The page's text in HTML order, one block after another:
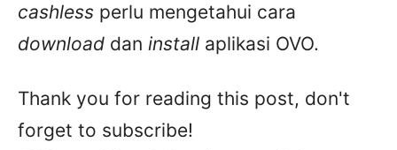
cashless perlu mengetahui cara
download dan install aplikasi OVO.
Thank you for reading this post, don't
forget to subscribe!